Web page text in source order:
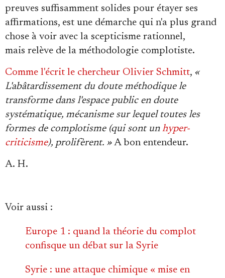
preuves suffisamment solides pour étayer ses
affirmations, est une démarche qui n'a plus grand
chose à voir avec la scepticisme rationnel,
mais relève de la méthodologie complotiste.
Comme l'écrit le chercheur Olivier Schmitt, «
L'abâtardissement du doute méthodique le
transforme dans l'espace public en doute
systématique, mécanisme sur lequel toutes les
formes de complotisme (qui sont un hyper-
criticisme), prolifèrent. » A bon entendeur.
A. H.
Voir aussi :
Europe 1 : quand la théorie du complot
confisque un débat sur la Syrie
Syrie : une attaque chimique « mise en